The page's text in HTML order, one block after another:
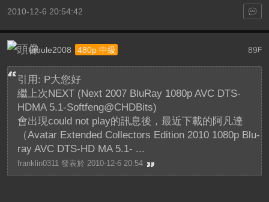
2010-12-6 20:54:42
89F
emule2008 480p 中級
引用: P大您好
繼上次NEXT (Next 2007 BluRay 1080p AVC DTS-
HDMA 5.1-Softfeng@CHDBits)
會出現could not play的訊息後，最近下載的阿凡達
（Avatar Extended Collectors Edition 2010 1080p Blu-
ray AVC DTS-HD MA 5.1- ...
franklin0311 發表於 2010-12-6 20:54